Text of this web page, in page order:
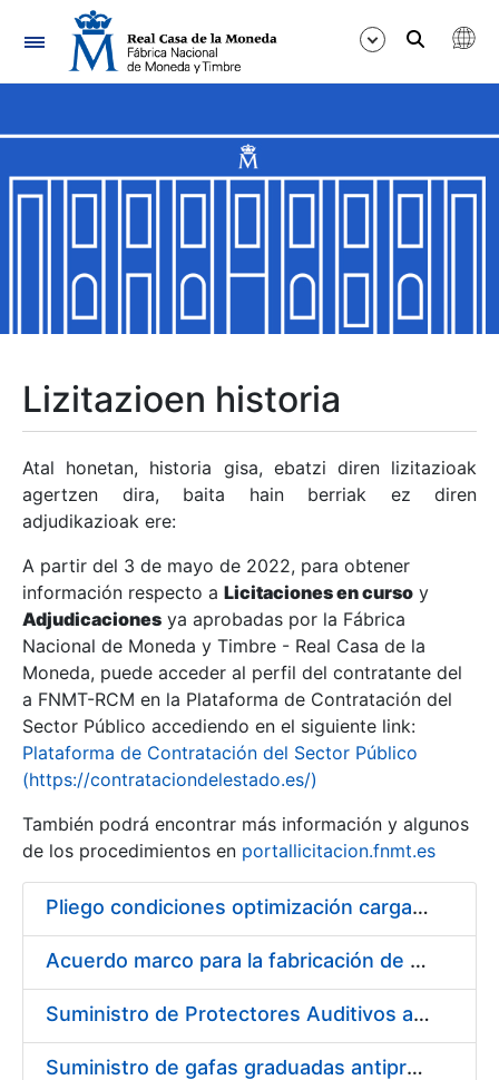
Nabigazioa
Erakutsi/Ezkutatu
Erakutsi/Ezkutatu
Erakutsi/Ezkutatu
Erakutsi/Ezkutatu
Erakutsi/Ezkutatu
Erakutsi/Ezkutatu
Erakutsi/Ezkutatu
Erakutsi/Ezkutatu
Lizitazioen historia
Atal honetan, historia gisa, ebatzi diren lizitazioak
agertzen dira, baita hain berriak ez diren
adjudikazioak ere:
A partir del 3 de mayo de 2022, para obtener
información respecto a Licitaciones en curso y
Adjudicaciones ya aprobadas por la Fábrica
Nacional de Moneda y Timbre - Real Casa de la
Moneda, puede acceder al perfil del contratante del
a FNMT-RCM en la Plataforma de Contratación del
Sector Público accediendo en el siguiente link:
Plataforma de Contratación del Sector Público
(https://contrataciondelestado.es/)
También podrá encontrar más información y algunos
de los procedimientos en portallicitacion.fnmt.es
Pliego condiciones optimización cargas compras firmado
Acuerdo marco para la fabricación de piezas
Suministro de Protectores Auditivos a medida para las personas trabajadoras de los Centros de Trabajo de Madrid y Burgos
Suministro de gafas graduadas antiproyecciones para los trabajadores de la FNMT-RCM en los centros de trabajo de Madrid y Burgos